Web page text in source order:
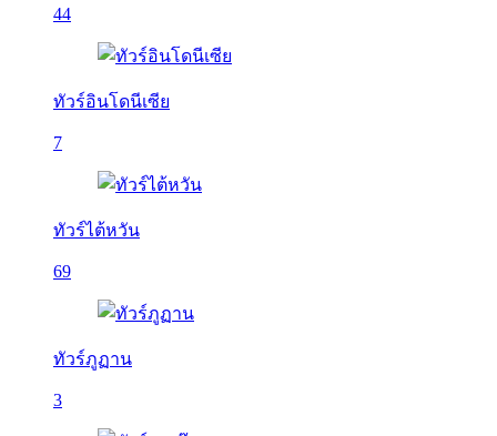
44
ทัวร์อินโดนีเซีย
7
ทัวร์ไต้หวัน
69
ทัวร์ภูฏาน
3